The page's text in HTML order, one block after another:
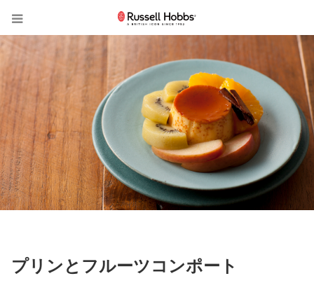
プリンとフルーツコンポート